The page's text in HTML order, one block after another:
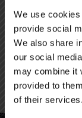
We use
provide social
We also share
our social
may combine it
provided to
of their services.
und Litauen.
KONTAKT